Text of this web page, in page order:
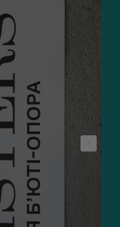
та макіяж ніжним гелем
щоб вирівняти pH і
Акуратно дістаньте й
її по контуру
аби уникнути зворотного
тканину, залишки есенції
більше зволоження та краще
для обличчя
вибір продукції. Тут зручно
стабільний попит. Популярні
тканинна маска з вітаміном C
Mask 20 мл
Підходить для
тьмяної та шкіри з
маска для ліфтингу DR.
Lifting Mask 1 шт
— містить
комплексом і компонентами